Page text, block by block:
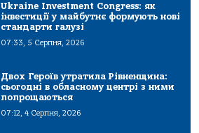
Ukraine Investment Congress: як
інвестиції у майбутнє формують нові
стандарти галузі
07:33, 5 Серпня, 2026
Двох Героїв утратила Рівненщина:
сьогодні в обласному центрі з ними
попрощаються
07:12, 4 Серпня, 2026